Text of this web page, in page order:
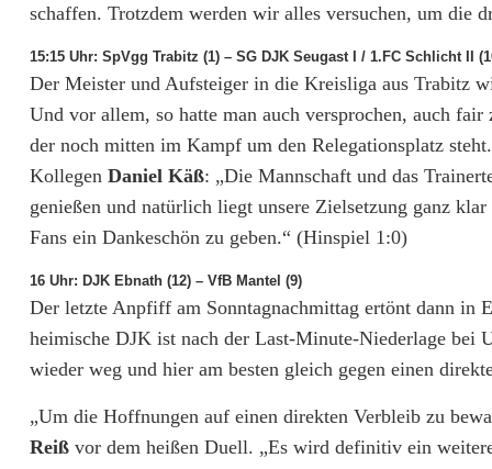
schaffen. Trotzdem werden wir alles versuchen, um die
15:15 Uhr: SpVgg Trabitz (1) – SG DJK Seugast I / 1.FC Schlicht II
Der Meister und Aufsteiger in die Kreisliga aus Trabitz
Und vor allem, so hatte man auch versprochen, auch
der noch mitten im Kampf um den Relegationsplatz
Kollegen Daniel Käß: „Die Mannschaft und das
genießen und natürlich liegt unsere Zielsetzung ganz
Fans ein Dankeschön zu geben.“ (Hinspiel 1:0)
16 Uhr: DJK Ebnath (12) – VfB Mantel (9)
Der letzte Anpfiff am Sonntagnachmittag ertönt dann in
heimische DJK ist nach der Last-Minute-Niederlage bei
wieder weg und hier am besten gleich gegen einen
„Um die Hoffnungen auf einen direkten Verbleib zu
Reiß vor dem heißen Duell. „Es wird definitiv ein